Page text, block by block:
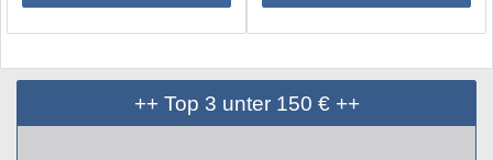
++ Top 3 unter 150 € ++